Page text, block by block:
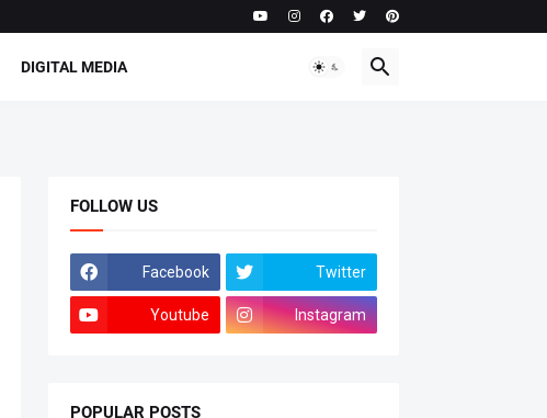
DIGITAL MEDIA
FOLLOW US
Facebook Twitter
Youtube Instagram
POPULAR POSTS